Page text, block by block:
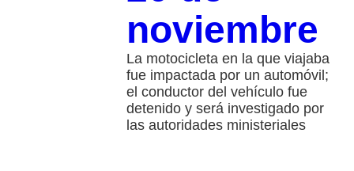
noviembre
La motocicleta en la que viajaba
fue impactada por un automóvil;
el conductor del vehículo fue
detenido y será investigado por
las autoridades ministeriales